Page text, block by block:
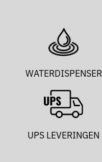
WATERDISPENSER
UPS LEVERINGEN